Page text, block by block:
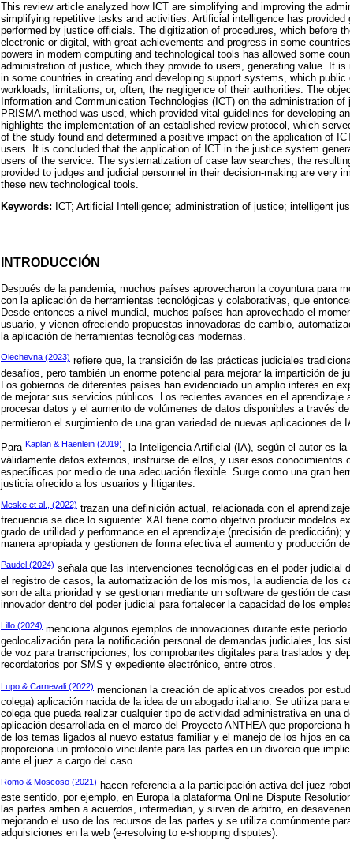
This review article analyzed how ICT are simplifying and improving the
simplifying repetitive tasks and activities. Artificial intelligence has
performed by justice officials. The digitization of procedures, which before
electronic or digital, with great achievements and progress in some
powers in modern computing and technological tools has allowed some
administration of justice, which they provide to users, generating value. It
in some countries in creating and developing support systems, which
workloads, limitations, or, often, the negligence of their authorities. The
Information and Communication Technologies (ICT) on the administration
PRISMA method was used, which provided vital guidelines for developing
highlights the implementation of an established review protocol, which
of the study found and determined a positive impact on the application of
users. It is concluded that the application of ICT in the justice system
users of the service. The systematization of case law searches, the
provided to judges and judicial personnel in their decision-making are very
these new technological tools.
Keywords: ICT; Artificial Intelligence; administration of justice; intelligent
INTRODUCCIÓN
Después de la pandemia, muchos países aprovecharon la coyuntura para
con la aplicación de herramientas tecnológicas y colaborativas, que
Desde entonces a nivel mundial, muchos países han aprovechado el
usuario, y vienen ofreciendo propuestas innovadoras de cambio,
la aplicación de herramientas tecnológicas modernas.
Olechevna (2023) refiere que, la transición de las prácticas judiciales
desafíos, pero también un enorme potencial para mejorar la impartición de
Los gobiernos de diferentes países han evidenciado un amplio interés en
de mejorar sus servicios públicos. Los recientes avances en el
procesar datos y el aumento de volúmenes de datos disponibles a través
permitieron el surgimiento de una gran variedad de nuevas aplicaciones de
Para Kaplan & Haenlein (2019), la Inteligencia Artificial (IA), según el autor es
válidamente datos externos, instruirse de ellos, y usar esos conocimientos
específicas por medio de una adecuación flexible. Surge como una gran
justicia ofrecido a los usuarios y litigantes.
Meske et al., (2022) trazan una definición actual, relacionada con el
frecuencia se dice lo siguiente: XAI tiene como objetivo producir modelos
grado de utilidad y performance en el aprendizaje (precisión de
manera apropiada y gestionen de forma efectiva el aumento y producción
Paudel (2024) señala que las intervenciones tecnológicas en el poder
el registro de casos, la automatización de los mismos, la audiencia de los
son de alta prioridad y se gestionan mediante un software de gestión de
innovador dentro del poder judicial para fortalecer la capacidad de los
Lillo (2024) menciona algunos ejemplos de innovaciones durante este
geolocalización para la notificación personal de demandas judiciales, los
de voz para transcripciones, los comprobantes digitales para traslados y
recordatorios por SMS y expediente electrónico, entre otros.
Lupo & Carnevali (2022) mencionan la creación de aplicativos creados por
colega) aplicación nacida de la idea de un abogado italiano. Se utiliza para
colega que pueda realizar cualquier tipo de actividad administrativa en una
aplicación desarrollada en el marco del Proyecto ANTHEA que
de los temas ligados al nuevo estatus familiar y el manejo de los hijos en
proporciona un protocolo vinculante para las partes en un divorcio que
ante el juez a cargo del caso.
Romo & Moscoso (2021) hacen referencia a la participación activa del juez
este sentido, por ejemplo, en Europa la plataforma Online Dispute
las partes arriben a acuerdos, intermedian, y sirven de árbitro, en
mejorando el uso de los recursos de las partes y se utiliza comúnmente
adquisiciones en la web (e-resolving to e-shopping disputes).